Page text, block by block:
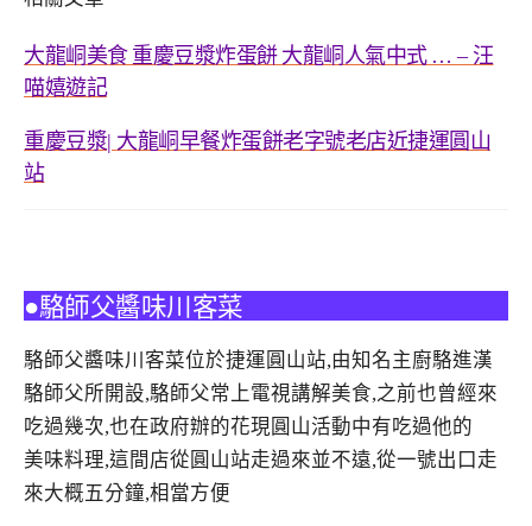
大龍峒美食 重慶豆漿炸蛋餅 大龍峒人氣中式 … – 汪
喵嬉遊記
重慶豆漿| 大龍峒早餐炸蛋餅老字號老店近捷運圓山
站
●駱師父醬味川客菜
駱師父醬味川客菜位於捷運圓山站,由知名主廚駱進漢
駱師父所開設,駱師父常上電視講解美食,之前也曾經來
吃過幾次,也在政府辦的花現圓山活動中有吃過他的
美味料理,這間店從圓山站走過來並不遠,從一號出口走
來大概五分鐘,相當方便